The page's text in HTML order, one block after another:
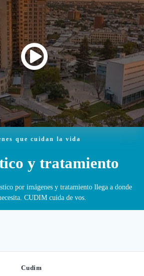
que cuidan la vida
y tratamiento
por imágenes y tratamiento llega a donde
CUDIM cuida de vos.
Cudim